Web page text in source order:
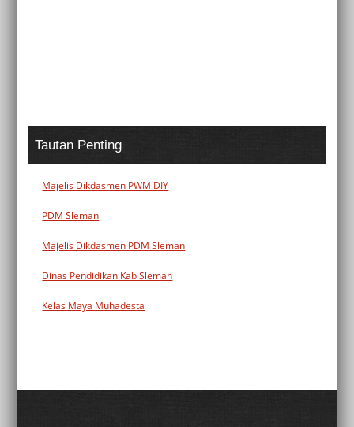
Tautan Penting
Majelis Dikdasmen PWM DIY
PDM Sleman
Majelis Dikdasmen PDM Sleman
Dinas Pendidikan Kab Sleman
Kelas Maya Muhadesta